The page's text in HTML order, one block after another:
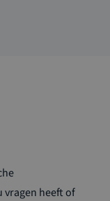
vragen heeft of